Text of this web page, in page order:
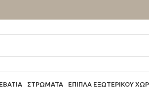
ΣΤΡΏΜΑΤΑ ΈΠΙΠΛΑ ΕΞΩΤΕΡΙΚΟΎ